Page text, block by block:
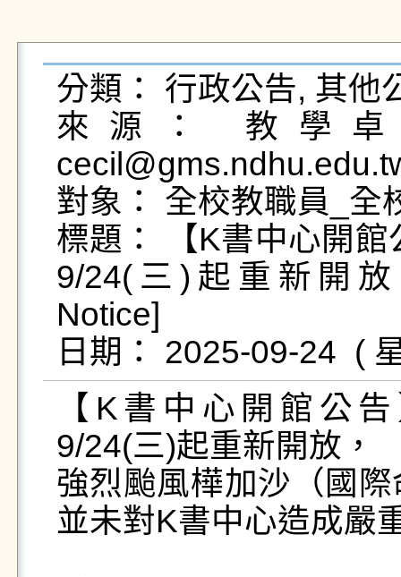
分類： 行政公告, 其他
來源： 教學
對象： 全校教職員_全
標題： 【K書中心開
9/24(三)起重新開放
Notice]
【K書中心開館公
9/24(三)起重新開放，
強烈颱風樺加沙（國
並未對K書中心造成嚴